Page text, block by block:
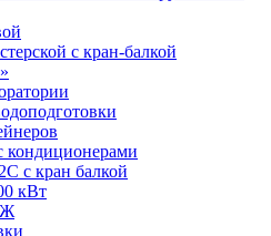
с кран-балкой
кондиционерами
с кран балкой
кВт